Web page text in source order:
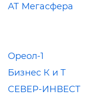
АТ Мегасфера
Ореол-1
Бизнес К и Т
СЕВЕР-ИНВЕСТ